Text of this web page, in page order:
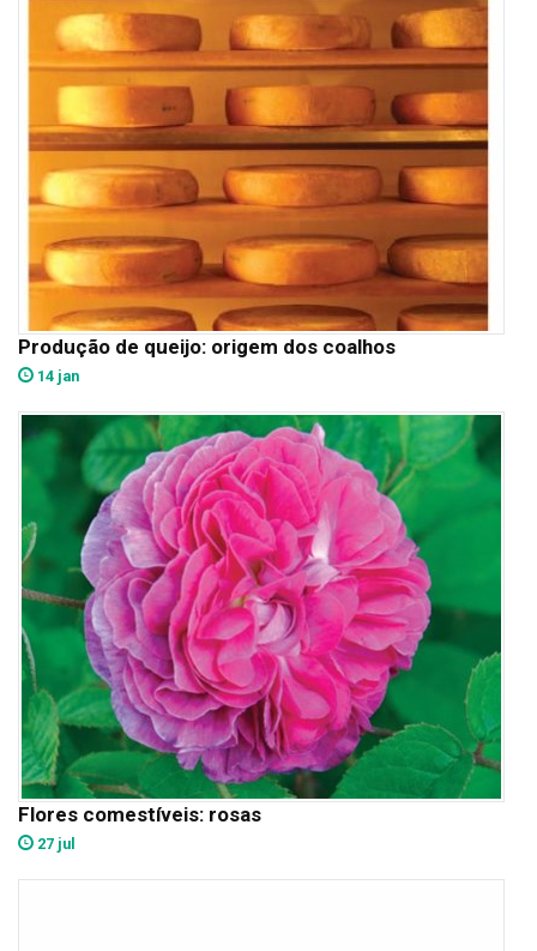
Produção de queijo: origem dos coalhos
14 jan
Flores comestíveis: rosas
27 jul